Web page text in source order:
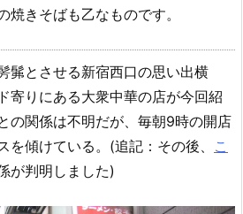
焼きそばも乙なものです。
髴とさせる新宿西口の思い出横
寄りにある大衆中華の店が今回紹
の関係は不明だが、毎朝9時の開店
を傾けている。(追記：その後、 こ
が判明しました)